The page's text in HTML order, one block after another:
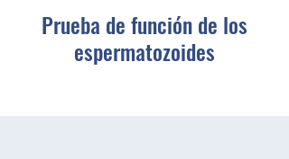
Prueba de función de los
espermatozoides